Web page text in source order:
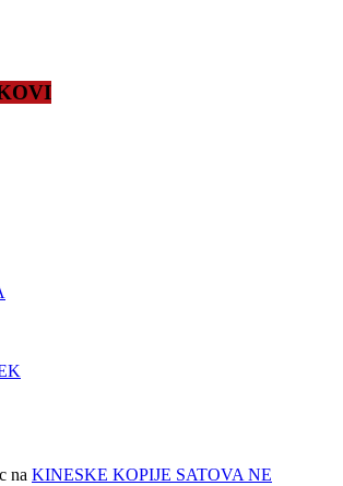
na KINESKE KOPIJE SATOVA NE